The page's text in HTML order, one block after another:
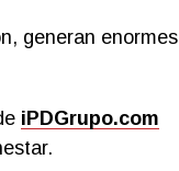
generan enormes
iPDGrupo.com